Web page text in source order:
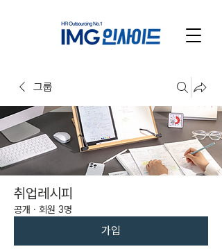
그룹
취업레시피
공개 · 회원 3명
가입